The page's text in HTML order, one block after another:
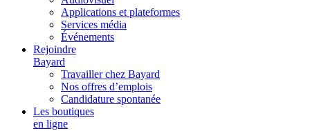
Applications et plateformes
Services média
Événements
Rejoindre
Bayard
Travailler chez Bayard
Nos offres d’emplois
Candidature spontanée
Les boutiques
en ligne